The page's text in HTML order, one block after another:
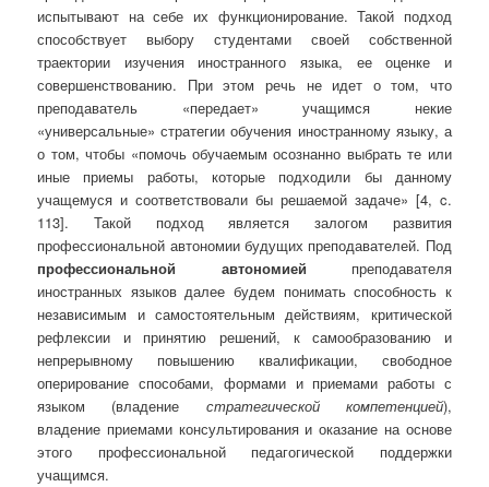
испытывают на себе их функционирование. Такой подход
способствует выбору студентами своей собственной
траектории изучения иностранного языка, ее оценке и
совершенствованию. При этом речь не идет о том, что
преподаватель «передает» учащимся некие
«универсальные» стратегии обучения иностранному языку, а
о том, чтобы «помочь обучаемым осознанно выбрать те или
иные приемы работы, которые подходили бы данному
учащемуся и соответствовали бы решаемой задаче» [4, c.
113]. Такой подход является залогом развития
профессиональной автономии будущих преподавателей. Под
профессиональной автономией преподавателя
иностранных языков далее будем понимать способность к
независимым и самостоятельным действиям, критической
рефлексии и принятию решений, к самообразованию и
непрерывному повышению квалификации, свободное
оперирование способами, формами и приемами работы с
языком (владение стратегической компетенцией),
владение приемами консультирования и оказание на основе
этого профессиональной педагогической поддержки
учащимся.